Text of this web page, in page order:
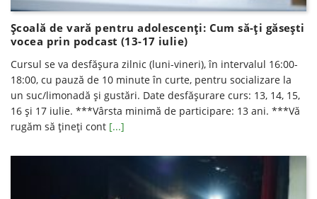
Școală de vară pentru adolescenți: Cum să-ți găsești
vocea prin podcast (13-17 iulie)
Cursul se va desfăşura zilnic (luni-vineri), în intervalul 16:00-
18:00, cu pauză de 10 minute în curte, pentru socializare la
un suc/limonadă şi gustări. Date desfăşurare curs: 13, 14, 15,
16 şi 17 iulie. ***Vârsta minimă de participare: 13 ani. ***Vă
rugăm să ţineţi cont [...]